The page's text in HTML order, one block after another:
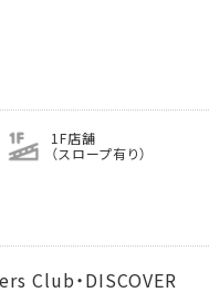
1F店舗
（スロープ有り）
Club・DISCOVER